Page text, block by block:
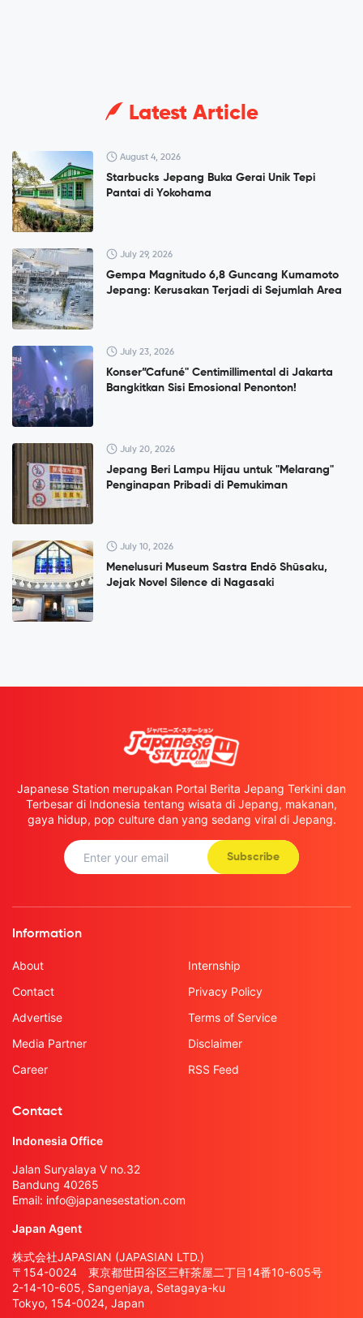
Latest Article
August 4, 2026
Starbucks Jepang Buka Gerai Unik Tepi
Pantai di Yokohama
July 29, 2026
Gempa Magnitudo 6,8 Guncang Kumamoto
Jepang: Kerusakan Terjadi di Sejumlah Area
July 23, 2026
Konser”Cafuné" Centimillimental di Jakarta
Bangkitkan Sisi Emosional Penonton!
July 20, 2026
Jepang Beri Lampu Hijau untuk "Melarang"
Penginapan Pribadi di Pemukiman
July 10, 2026
Menelusuri Museum Sastra Endō Shūsaku,
Jejak Novel Silence di Nagasaki
Japanese Station merupakan Portal Berita Jepang Terkini dan
Terbesar di Indonesia tentang wisata di Jepang, makanan,
gaya hidup, pop culture dan yang sedang viral di Jepang.
Subscribe
Information
About
Contact
Advertise
Media Partner
Career
Internship
Privacy Policy
Terms of Service
Disclaimer
RSS Feed
Contact
Indonesia Office
Jalan Suryalaya V no.32
Bandung 40265
Email: info@japanesestation.com
Japan Agent
株式会社JAPASIAN (JAPASIAN LTD.)
〒154-0024 東京都世田谷区三軒茶屋二丁目14番10-605号
2-14-10-605, Sangenjaya, Setagaya-ku
Tokyo, 154-0024, Japan